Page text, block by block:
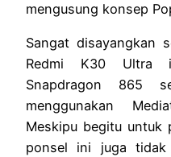
mengusung konsep
Sangat disayangkan
Redmi K30 Ultra
Snapdragon 865
menggunakan
Meskipu begitu untuk
ponsel ini juga tidak